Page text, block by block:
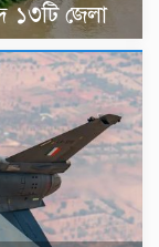
১৩টি জেলা